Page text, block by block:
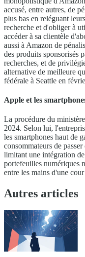
accusé, entre autres, de
plus bas en reléguant
recherche et d'obliger à
accéder à sa clientèle
aussi à Amazon de
des produits sponsorisés
recherches, et de
alternative de meilleure
fédérale à Seattle en
Apple et les
La procédure du
2024. Selon lui,
les smartphones haut de
consommateurs de
limitant une intégration
portefeuilles numériques
entre les mains d'une
Autres articles